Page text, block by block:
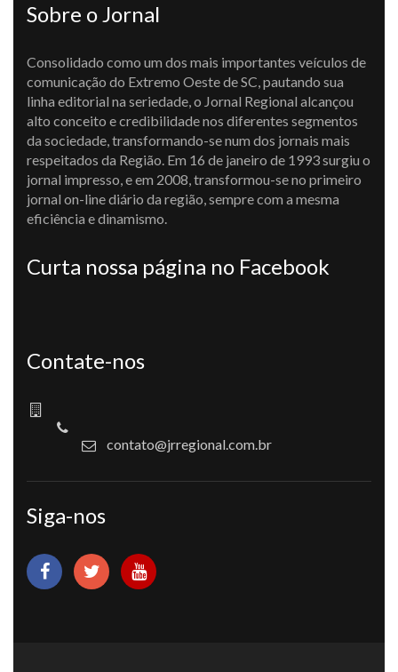
Sobre o Jornal
Consolidado como um dos mais importantes veículos de
comunicação do Extremo Oeste de SC, pautando sua
linha editorial na seriedade, o Jornal Regional alcançou
alto conceito e credibilidade nos diferentes segmentos
da sociedade, transformando-se num dos jornais mais
respeitados da Região. Em 16 de janeiro de 1993 surgiu o
jornal impresso, e em 2008, transformou-se no primeiro
jornal on-line diário da região, sempre com a mesma
eficiência e dinamismo.
Curta nossa página no Facebook
Contate-nos
contato@jrregional.com.br
Siga-nos